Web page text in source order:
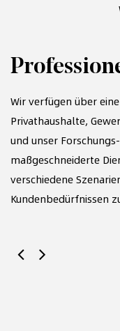
Wir verfügen über
Privathaushalte,
und unser
maßgeschneiderte
verschiedene
Kundenbedürfnissen